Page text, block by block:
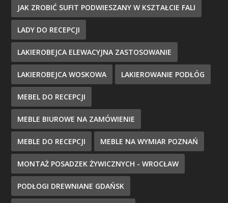
JAK ZROBIĆ SUFIT PODWIESZANY W KSZTAŁCIE FALI
LADY DO RECEPCJI
LAKIEROBEJCA ELEWACYJNA ZASTOSOWANIE
LAKIEROBEJCA WOSKOWA LAKIEROWANIE PODŁÓG
MEBEL DO RECEPCJI
MEBLE BIUROWE NA ZAMÓWIENIE
MEBLE DO RECEPCJI MEBLE NA WYMIAR POZNAŃ
MONTAŻ POSADZEK ŻYWICZNYCH - WROCŁAW
PODŁOGI DREWNIANE GDAŃSK